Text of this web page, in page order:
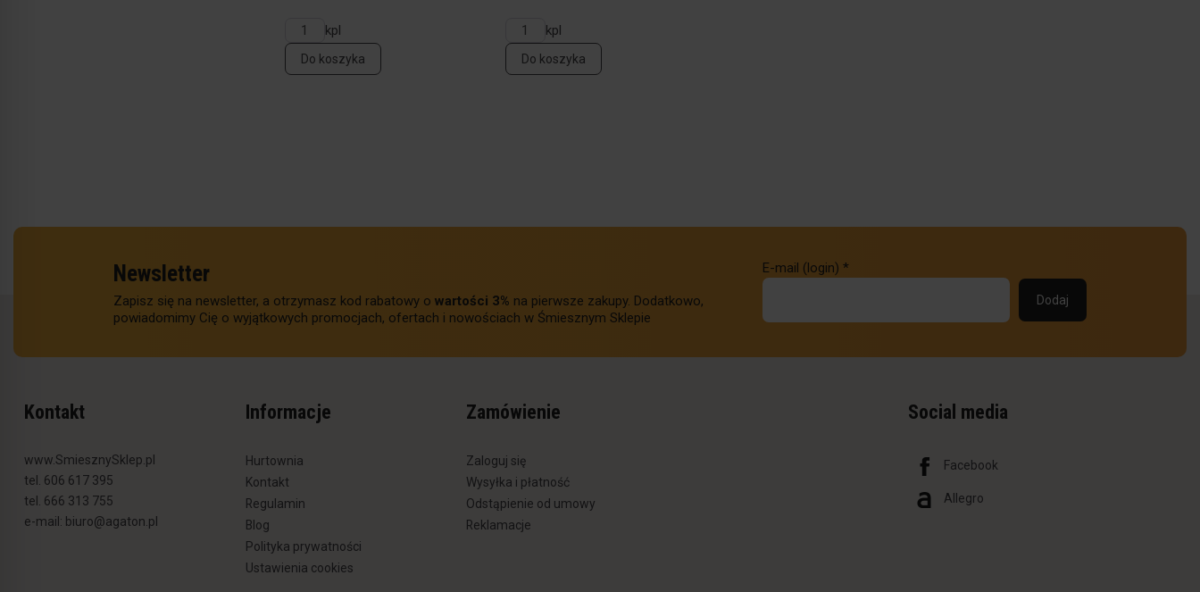
kpl
Do koszyka
kpl
Do koszyka
Newsletter
Zapisz się na newsletter, a otrzymasz kod rabatowy o wartości 3% na pierwsze zakupy. Dodatkowo,
powiadomimy Cię o wyjątkowych promocjach, ofertach i nowościach w Śmiesznym Sklepie
E-mail (login) *
Kontakt
www.SmiesznySklep.pl
tel. 606 617 395
tel. 666 313 755
e-mail: biuro@agaton.pl
Informacje
Hurtownia
Kontakt
Regulamin
Blog
Polityka prywatności
Ustawienia cookies
Zamówienie
Zaloguj się
Wysyłka i płatność
Odstąpienie od umowy
Reklamacje
Social media
Facebook
Allegro